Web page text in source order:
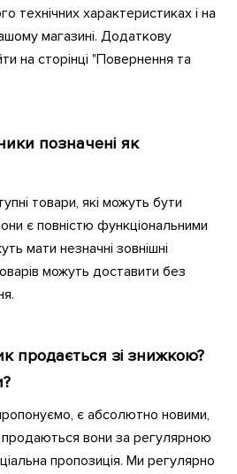
технічних характеристиках і на
магазині. Додаткову
на сторінці "Повернення та
позначені як
товари, які можуть бути
є повністю функціональними
мати незначні зовнішні
можуть доставити без
продається зі знижкою?
є абсолютно новими,
вони за регулярною
пропозиція. Ми регулярно